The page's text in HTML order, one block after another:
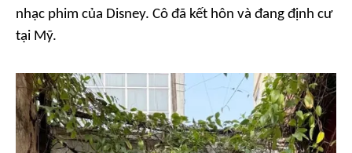
nhạc phim của Disney. Cô đã kết hôn và đang định cư
tại Mỹ.